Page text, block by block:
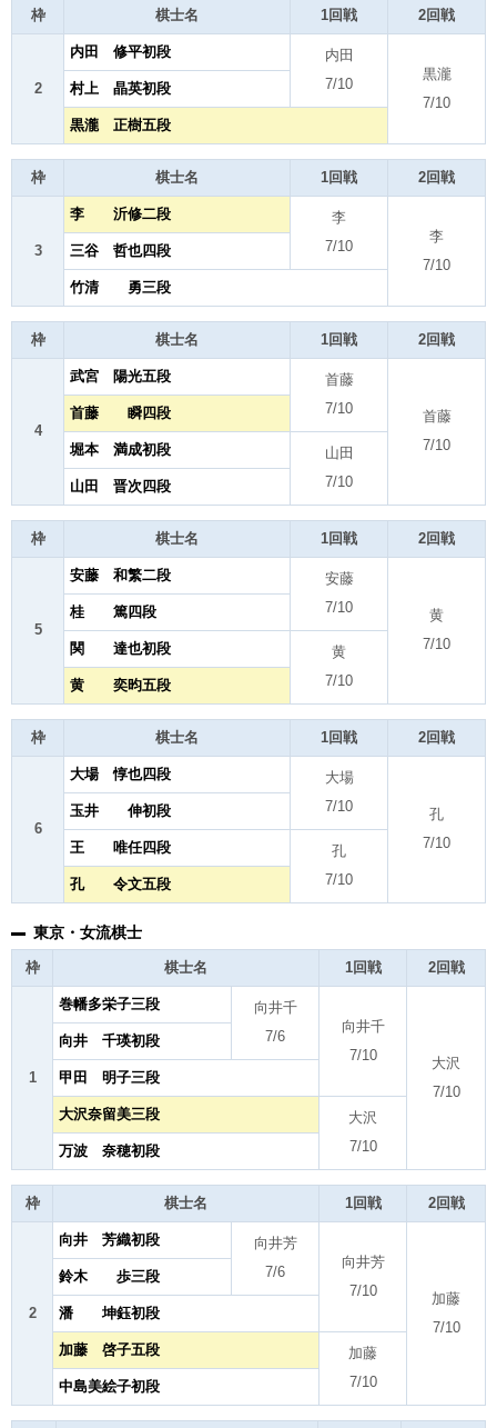
枠 棋士名 1回戦 2回戦
2
内田 修平初段
内田
7/10
黒瀧
7/10
村上 晶英初段
黒瀧 正樹五段
枠 棋士名 1回戦 2回戦
3
李 沂修二段
李
7/10
李
7/10
三谷 哲也四段
竹清 勇三段
枠 棋士名 1回戦 2回戦
4
武宮 陽光五段
首藤
7/10
首藤
7/10
首藤 瞬四段
堀本 満成初段
山田
7/10
山田 晋次四段
枠 棋士名 1回戦 2回戦
5
安藤 和繁二段
安藤
7/10
黄
7/10
桂 篤四段
関 達也初段
黄
7/10
黄 奕昀五段
枠 棋士名 1回戦 2回戦
6
大場 惇也四段
大場
7/10
孔
7/10
玉井 伸初段
王 唯任四段
孔
7/10
孔 令文五段
東京・女流棋士
枠 棋士名 1回戦 2回戦
1
巻幡多栄子三段
向井千
7/6
向井千
7/10
大沢
7/10
向井 千瑛初段
甲田 明子三段
大沢奈留美三段
大沢
7/10
万波 奈穂初段
枠 棋士名 1回戦 2回戦
2
向井 芳織初段
向井芳
7/6
向井芳
7/10
加藤
7/10
鈴木 歩三段
潘 坤鈺初段
加藤 啓子五段
加藤
7/10
中島美絵子初段